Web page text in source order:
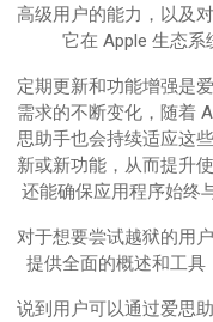
高级用户的能力，以及
它在 Apple 生态系
定期更新和功能增强是
需求的不断变化，随着
思助手也会持续适应这
新或新功能，从而提升
还能确保应用程序始终
对于想要尝试越狱的用
提供全面的概述和工具
说到用户可以通过爱思